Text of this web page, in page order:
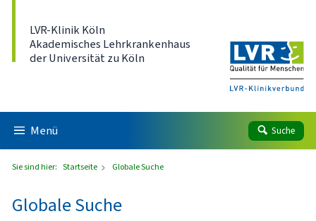
LVR-Klinik Köln
Akademisches Lehrkrankenhaus
der Universität zu Köln
Menü Suche
Sie sind hier: Startseite Globale Suche
Globale Suche